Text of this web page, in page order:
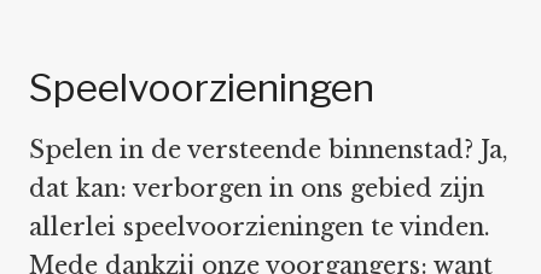
Speelvoorzieningen
Spelen in de versteende binnenstad? Ja,
dat kan: verborgen in ons gebied zijn
allerlei speelvoorzieningen te vinden.
Mede dankzij onze voorgangers: want